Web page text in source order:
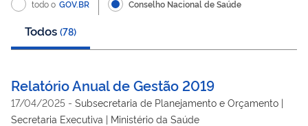
todo o GOV.BR Conselho Nacional de Saúde
Todos (78)
Relatório Anual de Gestão 2019
17/04/2025 - Subsecretaria de Planejamento e Orçamento |
Secretaria Executiva | Ministério da Saúde